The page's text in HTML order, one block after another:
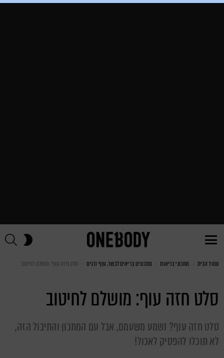
SKIN
You are here:
עמוד הבית מתכוני בריאות מתכונים בריאים לבשר, עוף ודגים סלט חזה עוף: מושלם לחיטוב
סלט חזה עוף: מושלם לחיטוב
סלט חזה עוף? נשמע משעמם, אבל עם המתכון והתיבול הזה,
לא תוכלו להפסיק לאכול!